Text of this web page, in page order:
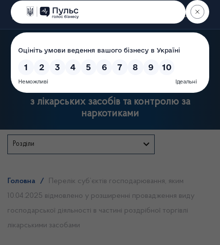
Пошук
Державна служба України
з лікарських засобів та контролю за
наркотиками
Розділи
Головна /
Перелік суб’єктів господарювання, яким
10.04.2025 відмовлено у розширенні провадження виду
господарської діяльності в частині роздрібної торгівлі
лікарськими засобами